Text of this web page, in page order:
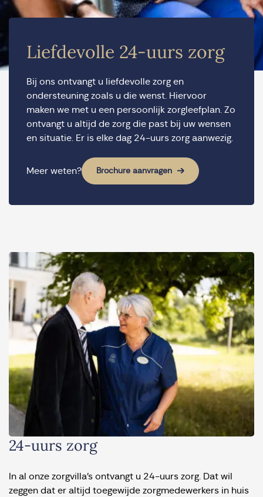
Liefdevolle 24-uurs zorg
Bij ons ontvangt u liefdevolle zorg en
ondersteuning zoals u die wenst. Hiervoor
maken we met u een persoonlijk zorgleefplan. Zo
ontvangt u altijd de zorg die past bij uw wensen
en situatie. Er is elke dag 24-uurs zorg aanwezig.
Meer weten? Brochure aanvragen
24-uurs zorg
In al onze zorgvilla’s ontvangt u 24-uurs zorg. Dat wil
zeggen dat er altijd toegewijde zorgmedewerkers in huis